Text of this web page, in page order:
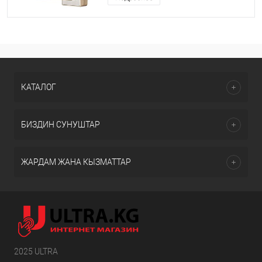
КАТАЛОГ
БИЗДИН СУНУШТАР
ЖАРДАМ ЖАНА КЫЗМАТТАР
2025 ULTRA